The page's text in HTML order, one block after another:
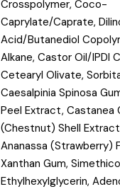
Crosspolymer, Coco-
Caprylate/Caprate,
Acid/Butanediol
Alkane, Castor Oil/IPDI
Cetearyl Olivate,
Caesalpinia Spinosa
Peel Extract, Castanea
(Chestnut) Shell
Ananassa (Strawberry)
Xanthan Gum,
Ethylhexylglycerin,